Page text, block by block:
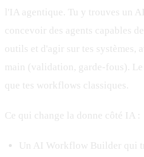
l'IA agentique. Tu y trouves un
concevoir des agents capables
outils et d'agir sur tes systèmes,
main (validation, garde-fous).
que tes workflows classiques.
Ce qui change la donne côté IA :
Un AI Workflow Builder qui